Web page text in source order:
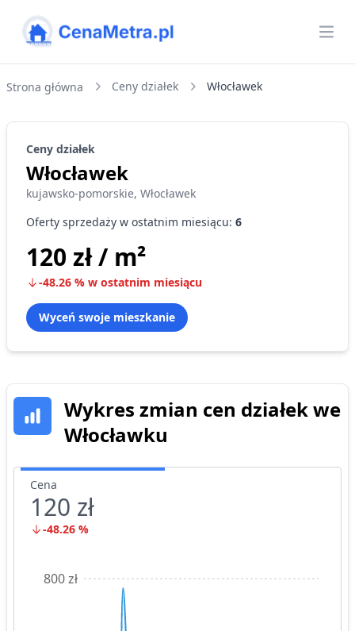
CenaMetra
Strona główna Ceny działek Włocławek
Ceny działek
Włocławek
kujawsko-pomorskie, Włocławek
Oferty sprzedaży w ostatnim miesiącu: 6
120 zł/ m²
-48.26 % w ostatnim miesiącu
Wyceń swoje mieszkanie
Wykres zmian cen działekwe
Włocławku
Cena
120 zł
-48.26 %
800 zł